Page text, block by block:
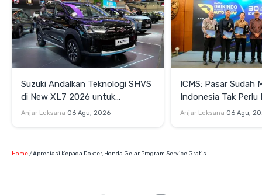
Suzuki Andalkan Teknologi SHVS
di New XL7 2026 untuk
Mendukung Efisiensi Berkendara
Anjar Leksana 06 Agu, 2026
ICMS: Pasar Sudah
Indonesia Tak Perlu
Satu Teknologi
Anjar Leksana 06 Agu,
Home Apresiasi Kepada Dokter, Honda Gelar Program Service Gratis